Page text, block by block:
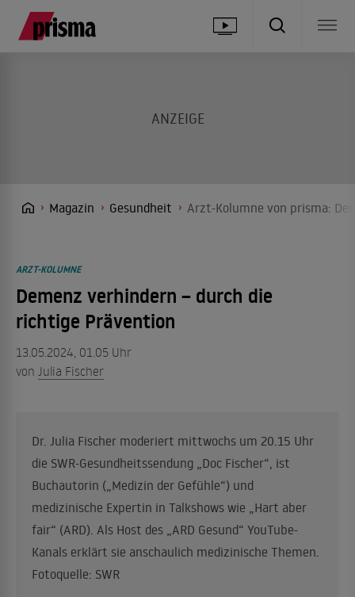
Magazin Gesundheit Arzt-Kolumne von prisma:
ARZT-KOLUMNE
Demenz verhindern – durch die
richtige Prävention
13.05.2024, 01.05 Uhr
von Julia Fischer
Dr. Julia Fischer moderiert mittwochs um 20.15 Uhr
die SWR-Gesundheitssendung „Doc Fischer“, ist
Buchautorin („Medizin der Gefühle“) und
medizinische Expertin in Talkshows wie „Hart aber
fair“ (ARD). Als Host des „ARD Gesund“ YouTube-
Kanals erklärt sie anschaulich medizinische Themen.
Fotoquelle: SWR